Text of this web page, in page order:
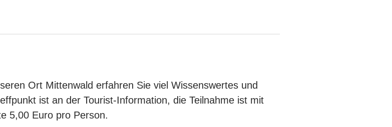
Ort Mittenwald erfahren Sie viel Wissenswertes und
ist an der Tourist-Information, die Teilnahme ist mit
5,00 Euro pro Person.